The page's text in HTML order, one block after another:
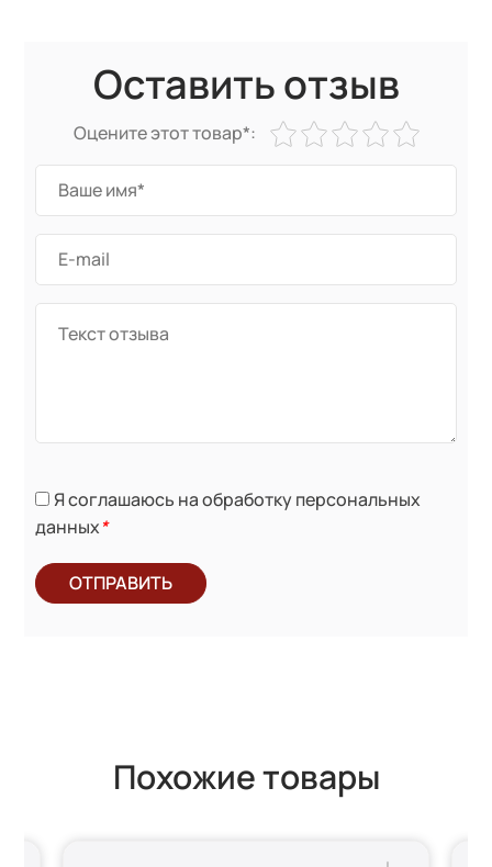
Оставить отзыв
Оцените этот товар*:
Я соглашаюсь на обработку персональных
данных*
ОТПРАВИТЬ
Похожие товары